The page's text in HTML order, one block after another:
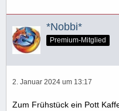
*Nobbi*
Premium-Mitglied
2. Januar 2024 um 13:17
Zum Frühstück ein Pott